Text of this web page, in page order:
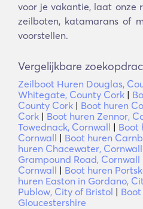
voor je vakantie, laat onze
zeilboten, katamarans of
voorstellen.
Vergelijkbare
Zeilboot Huren Douglas,
Whitegate, County Cork |
County Cork | Boot huren
Cork | Boot huren Zennor,
Towednack, Cornwall | Boot
Cornwall | Boot huren
huren Chacewater, Cornwall
Grampound Road, Cornwall
Cornwall | Boot huren
huren Easton in Gordano,
Publow, City of Bristol |
Gloucestershire